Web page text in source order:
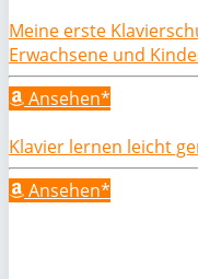
Meine erste
Erwachsene und
Ansehen*
Klavier lernen leicht
Ansehen*